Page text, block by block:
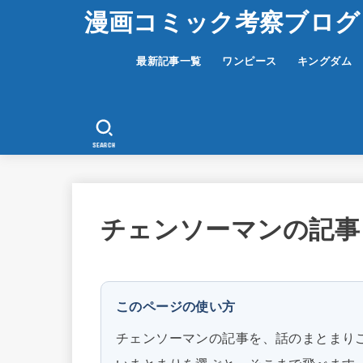
漫画コミック考察ブログ
最新記事一覧 ワンピース キングダム
SEARCH
チェンソーマンの記
このページの使い方
チェンソーマンの記事を、話のまとま